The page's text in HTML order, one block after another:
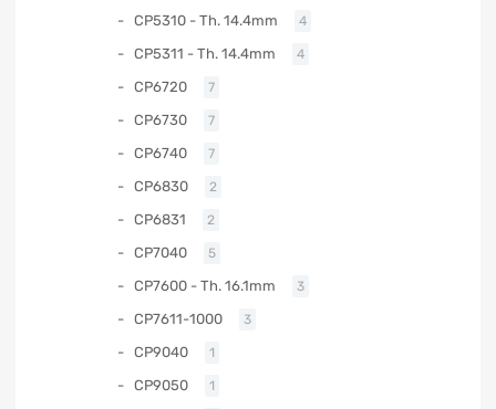
CP5310 - Th. 14.4mm 4
CP5311 - Th. 14.4mm 4
CP6720 7
CP6730 7
CP6740 7
CP6830 2
CP6831 2
CP7040 5
CP7600 - Th. 16.1mm 3
CP7611-1000 3
CP9040 1
CP9050 1